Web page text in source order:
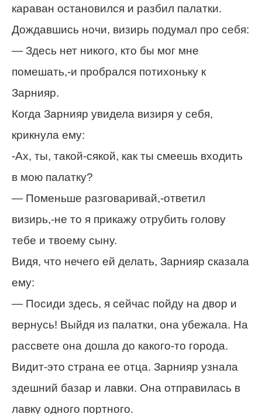
караван остановился и разбил палатки.
Дождавшись ночи, визирь подумал про себя:
— Здесь нет никого, кто бы мог мне
помешать,-и пробрался потихоньку к
Зарнияр.
Когда Зарнияр увидела визиря у себя,
крикнула ему:
-Ах, ты, такой-сякой, как ты смеешь входить
в мою палатку?
— Поменьше разговаривай,-ответил
визирь,-не то я прикажу отрубить голову
тебе и твоему сыну.
Видя, что нечего ей делать, Зарнияр сказала
ему:
— Посиди здесь, я сейчас пойду на двор и
вернусь! Выйдя из палатки, она убежала. На
рассвете она дошла до какого-то города.
Видит-это страна ее отца. Зарнияр узнала
здешний базар и лавки. Она отправилась в
лавку одного портного.